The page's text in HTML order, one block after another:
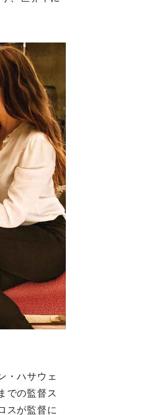
・ハサウェ
での監督ス
スが監督に